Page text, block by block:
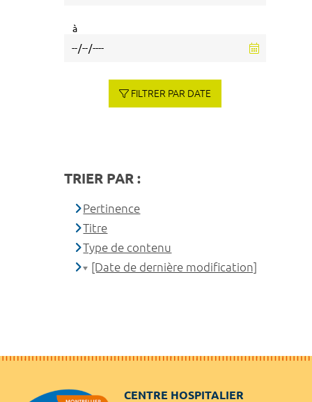
à
FILTRER PAR DATE
TRIER PAR :
Pertinence
Titre
Type de contenu
[Date de dernière modification]
CENTRE HOSPITALIER